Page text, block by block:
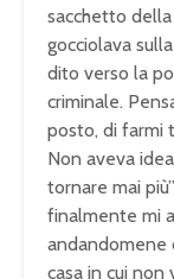
sacchetto della
gocciolava
dito verso la
criminale.
posto, di farmi
Non aveva
tornare mai
finalmente mi
andandomene
casa in cui